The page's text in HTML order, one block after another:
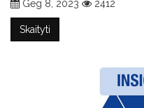
Geg 8, 2023 2412
Skaityti